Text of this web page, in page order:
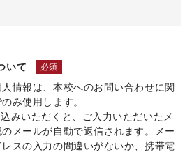
いて 必須
情報は、本校へのお問い合わせに関
み使用します。
みいただくと、ご入力いただいたメ
メールが自動で返信されます。メー
スの入力の間違いがないか、携帯電